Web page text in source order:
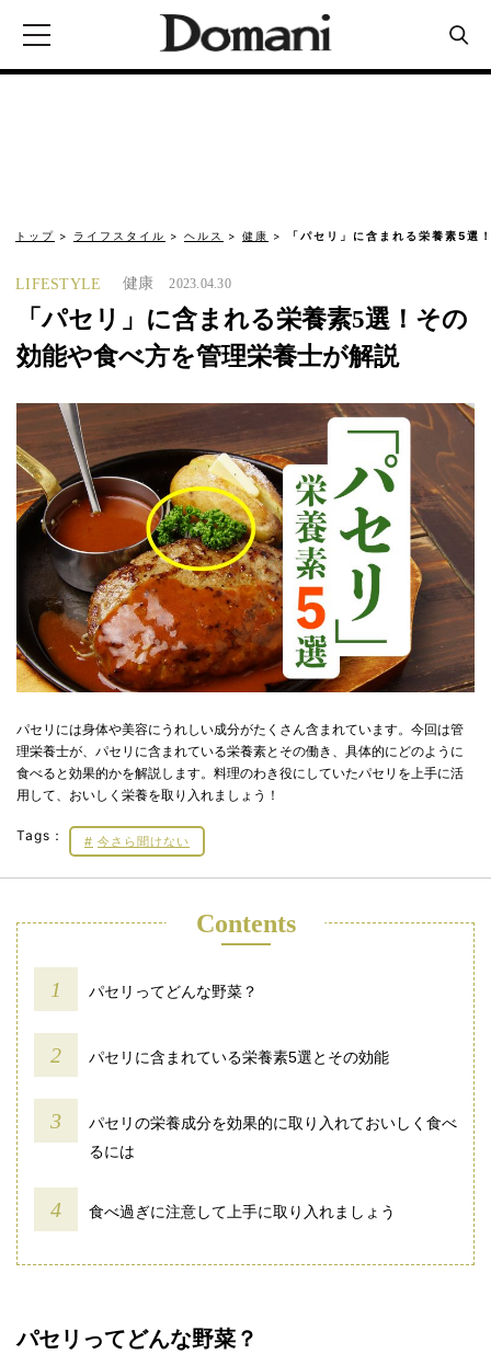
トップ ライフスタイル ヘルス 健康 「パセリ」に含まれる栄養素5選
LIFESTYLE 健康 2023.04.30
「パセリ」に含まれる栄養素5選！その
効能や食べ方を管理栄養士が解説
パセリには身体や美容にうれしい成分がたくさん含まれています。今回は管
理栄養士が、パセリに含まれている栄養素とその働き、具体的にどのように
食べると効果的かを解説します。料理のわき役にしていたパセリを上手に活
用して、おいしく栄養を取り入れましょう！
Tags： 今さら聞けない
Contents
パセリってどんな野菜？
パセリに含まれている栄養素5選とその効能
パセリの栄養成分を効果的に取り入れておいしく食べ
るには
食べ過ぎに注意して上手に取り入れましょう
パセリってどんな野菜？